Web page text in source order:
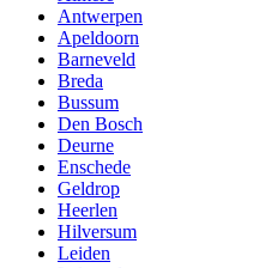
Antwerpen
Apeldoorn
Barneveld
Breda
Bussum
Den Bosch
Deurne
Enschede
Geldrop
Heerlen
Hilversum
Leiden